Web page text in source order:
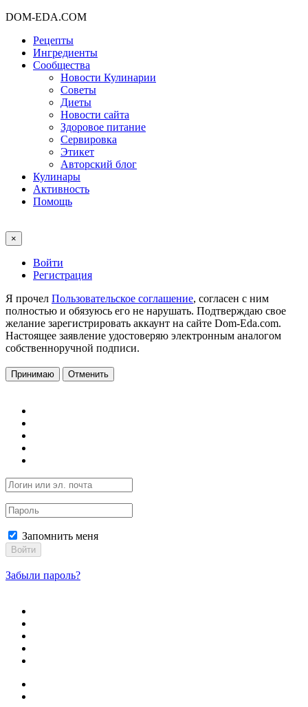
DOM-EDA.COM
Рецепты
Ингредиенты
Сообщества
Новости Кулинарии
Советы
Диеты
Новости сайта
Здоровое питание
Сервировка
Этикет
Авторский блог
Кулинары
Активность
Помощь
×
Войти
Регистрация
Я прочел Пользовательское соглашение, согласен с ним
полностью и обязуюсь его не нарушать. Подтверждаю свое
желание зарегистрировать аккаунт на сайте Dom-Eda.com.
Настоящее заявление удостоверяю электронным аналогом
собственноручной подписи.
Принимаю Отменить
Запомнить меня
Войти
Забыли пароль?